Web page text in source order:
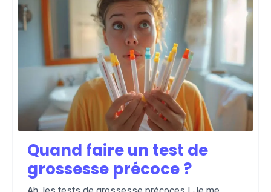
Quand faire un test de
grossesse précoce ?